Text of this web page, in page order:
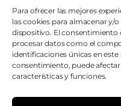
Para ofrecer las mejores
las cookies para almacenar y/
dispositivo. El consentimiento
procesar datos como el
identificaciones únicas en
consentimiento, puede
características y funciones.
AVISOS
Aviso legal
Política de cookies
Política de privacidad